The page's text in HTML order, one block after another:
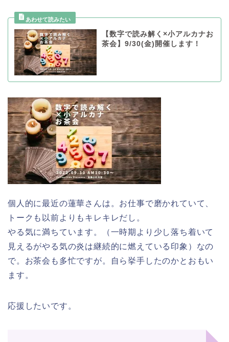
【数字で読み解く×小アルカナお
茶会】9/30(金)開催します！
個人的に最近の蓮華さんは。お仕事で磨かれていて、
トークも以前よりもキレキレだし。
やる気に満ちています。（一時期より少し落ち着いて
見えるがやる気の炎は継続的に燃えている印象）なの
で。お茶会も多忙ですが。自ら挙手したのかとおもい
ます。
応援したいです。